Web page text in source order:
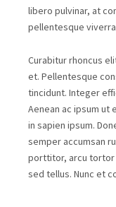
libero pulvinar, at
pellentesque
Curabitur rhoncus
et. Pellentesque
tincidunt. Integer
Aenean ac ipsum ut
in sapien ipsum.
semper accumsan
porttitor, arcu tortor
sed tellus. Nunc et